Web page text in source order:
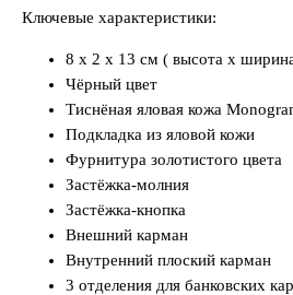
Ключевые характеристики:
8 x 2 x 13 см ( высота x
Чёрный цвет
Тиснёная яловая кожа
Подкладка из яловой кожи
Фурнитура золотистого цвета
Застёжка-молния
Застёжка-кнопка
Внешний карман
Внутренний плоский карман
3 отделения для банковских